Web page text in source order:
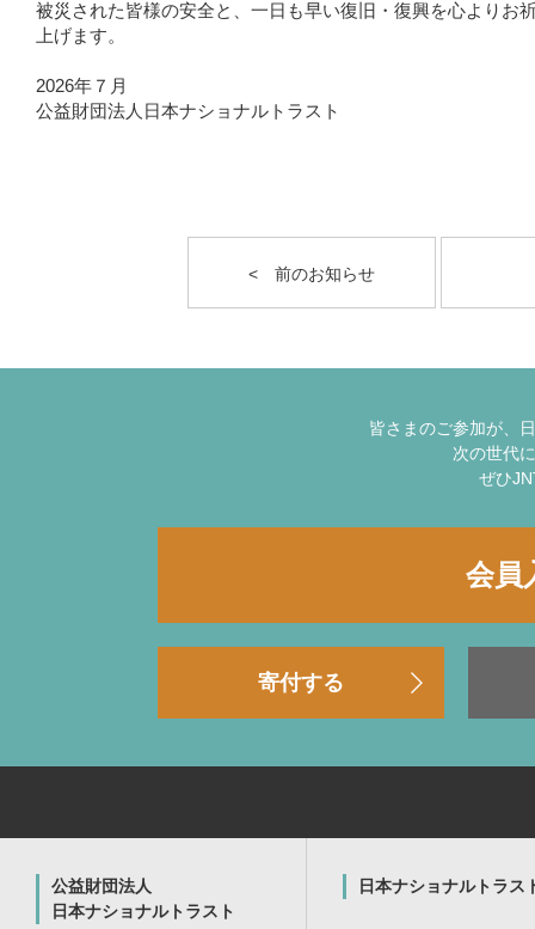
被災された皆様の安全と、一日も早い復旧・復興を心よりお
上げます。
2026年７月
公益財団法人日本ナショナルトラスト
< 前のお知らせ
皆さまのご参加が、
次の世代
ぜひ
会員
寄付する
公益財団法人
日本ナショナルトラスト
日本ナショナルトラス